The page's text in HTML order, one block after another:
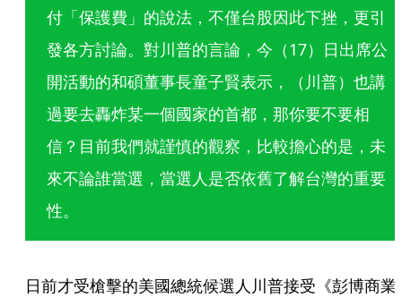
付「保護費」的說法，不僅台股因此下挫，更引
發各方討論。對川普的言論，今（17）日出席公
開活動的和碩董事長童子賢表示，（川普）也講
過要去轟炸某一個國家的首都，那你要不要相
信？目前我們就謹慎的觀察，比較擔心的是，未
來不論誰當選，當選人是否依舊了解台灣的重要
性。
日前才受槍擊的美國總統候選人川普接受《彭博商業